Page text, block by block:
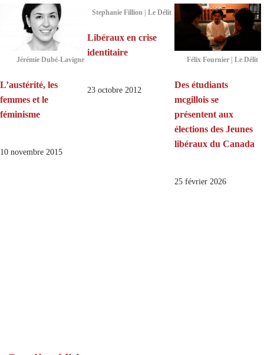
Jérémie Dubé-Lavigne
L’austérité, les
femmes et le
féminisme
10 novembre 2015
Stephanie Fillion | Le Délit
Libéraux en crise
identitaire
23 octobre 2012
Félix Fournier | Le Délit
Des étudiants
mcgillois se
présentent aux
élections des Jeunes
libéraux du Canada
25 février 2026